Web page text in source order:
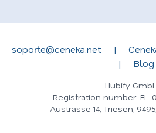
soporte@ceneka.net |
|
Blog
Hubify
Registration number: FL-
Austrasse 14, Triesen,